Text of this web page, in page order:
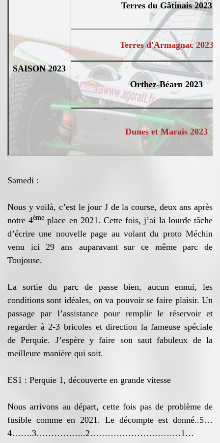
SAISON 2023
Terres du Gâtinais 2023
Terres d'Armagnac 2023
Orthez-Béarn 2023
Dunes et Marais 2023
Samedi :
Nous y voilà, c’est le jour J de la course, deux ans après
notre 4ème place en 2021. Cette fois, j’ai la lourde tâche
d’écrire une nouvelle page au volant du proto Méchin
venu ici 29 ans auparavant sur ce même parc de
Toujouse.
La sortie du parc de passe bien, aucun ennui, les
conditions sont idéales, on va pouvoir se faire plaisir. Un
passage par l’assistance pour remplir le réservoir et
regarder à 2-3 bricoles et direction la fameuse spéciale
de Perquie. J’espère y faire son saut fabuleux de la
meilleure manière qui soit.
ES1 : Perquie 1, découverte en grande vitesse
Nous arrivons au départ, cette fois pas de problème de
fusible comme en 2021. Le décompte est donné..5…
4…….3……………..2………………………….1…